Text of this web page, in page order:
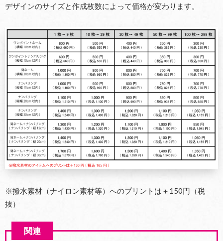
デザインのサイズと作成枚数によって価格が変わります。
※撥水素材（ナイロン素材等）へのプリントは＋150円（税
抜）